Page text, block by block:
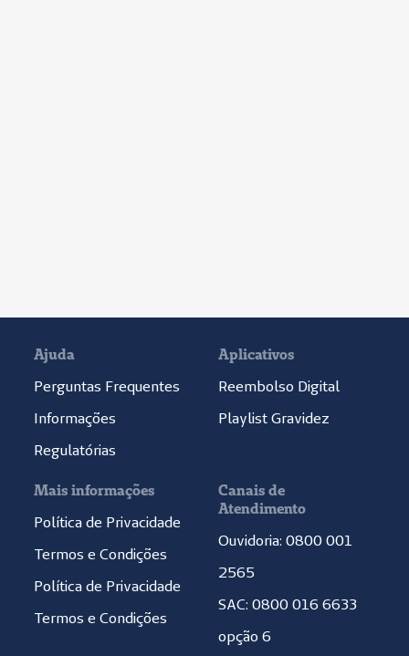
Ajuda
Perguntas Frequentes
Informações
Regulatórias
Aplicativos
Reembolso Digital
Playlist Gravidez
Mais informações
Política de Privacidade
Termos e Condições
Política de Privacidade
Termos e Condições
Canais de
Atendimento
Ouvidoria: 0800 001
2565
SAC: 0800 016 6633
opção 6